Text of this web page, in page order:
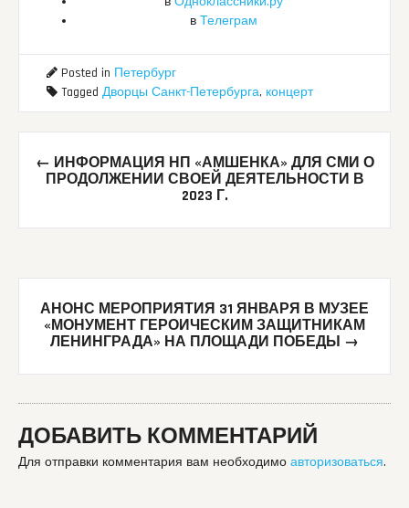
в Телеграм
Posted in Петербург
Tagged Дворцы Санкт-Петербурга, концерт
Post
navigation
← ИНФОРМАЦИЯ НП «АМШЕНКА» ДЛЯ СМИ О
ПРОДОЛЖЕНИИ СВОЕЙ ДЕЯТЕЛЬНОСТИ В
2023 Г.
АНОНС МЕРОПРИЯТИЯ 31 ЯНВАРЯ В МУЗЕЕ
«МОНУМЕНТ ГЕРОИЧЕСКИМ ЗАЩИТНИКАМ
ЛЕНИНГРАДА» НА ПЛОЩАДИ ПОБЕДЫ →
ДОБАВИТЬ КОММЕНТАРИЙ
Для отправки комментария вам необходимо авторизоваться.